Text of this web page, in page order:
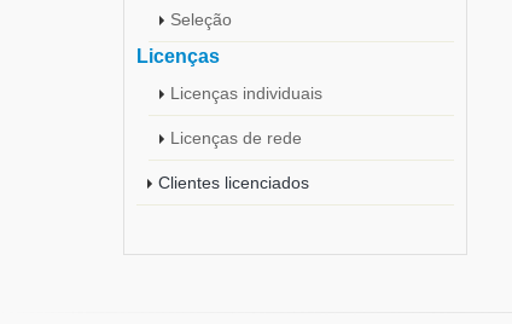
Seleção
Licenças
Licenças individuais
Licenças de rede
Clientes licenciados